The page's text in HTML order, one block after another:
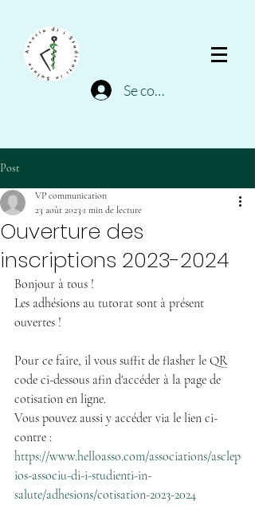
Se connecter
Post
Ouverture des
inscriptions 2023-2024
VP communication
23 août 2023 1 min de lecture
Bonjour à tous !
Les adhésions au tutorat sont à présent
ouvertes !
Pour ce faire, il vous suffit de flasher le QR
code ci-dessous afin d'accéder à la page de
cotisation en ligne.
Vous pouvez aussi y accéder via le lien ci-
contre :
https://www.helloasso.com/associations/asclep
ios-associu-di-i-studienti-in-
salute/adhesions/cotisation-2023-2024